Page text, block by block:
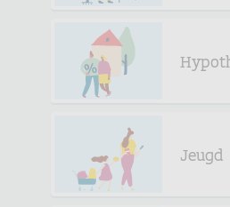
Jeugd